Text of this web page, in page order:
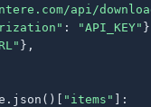
api/
: "API_KEY"
},
"items" ]: